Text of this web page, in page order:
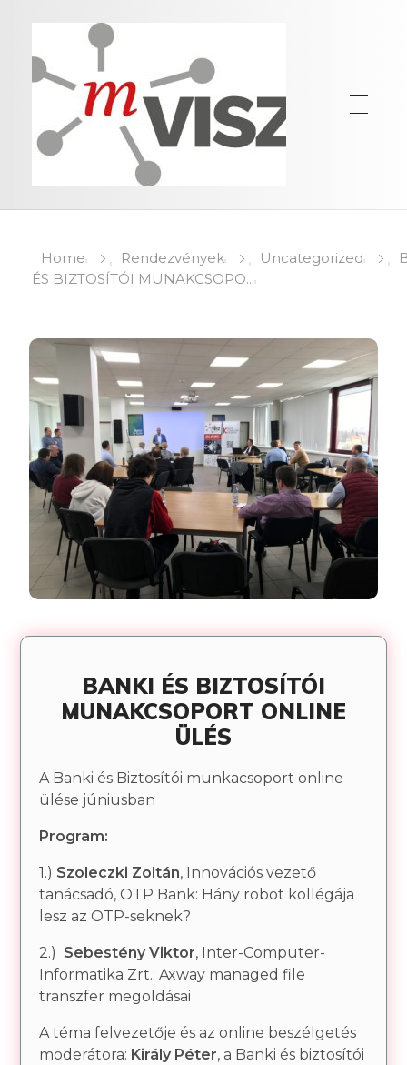
Home Rendezvények Uncategorized
ÉS BIZTOSÍTÓI MUNAKCSOPO...
BANKI ÉS BIZTOSÍTÓI
MUNAKCSOPORT ONLINE
ÜLÉS
A Banki és Biztosítói munkacsoport online
ülése júniusban
Program:
1.) Szoleczki Zoltán, Innovációs vezető
tanácsadó, OTP Bank: Hány robot kollégája
lesz az OTP-seknek?
2.) Sebestény Viktor, Inter-Computer-
Informatika Zrt.: Axway managed file
transzfer megoldásai
A téma felvezetője és az online beszélgetés
moderátora: Király Péter, a Banki és biztosítói